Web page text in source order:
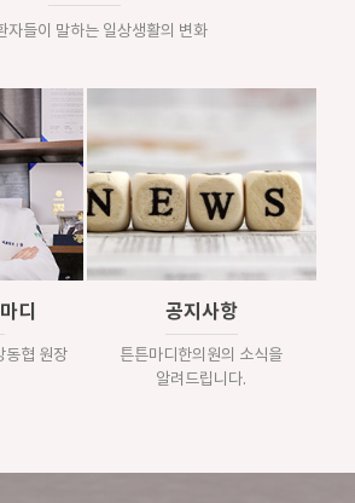
자들이 말하는 일상생활의 변화
디
동협 원장
공지사항
튼튼마디한의원의 소식을
알려드립니다.